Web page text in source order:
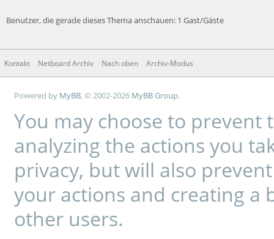
Benutzer, die gerade dieses Thema anschauen: 1 Gast/Gäste
Kontakt Netboard Archiv Nach oben Archiv-Modus
Powered by MyBB, © 2002-2026 MyBB Group.
You may choose to
analyzing the actions you
privacy, but will also
your actions and creating a
other users.